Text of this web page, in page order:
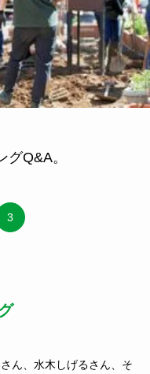
Q&A。
3
ん、水木しげるさん、そ